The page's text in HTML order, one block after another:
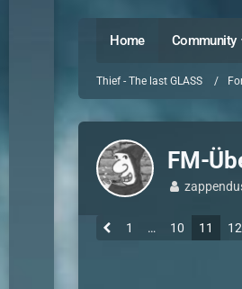
Home Community
Thief - The last GLASS
FM-
1 … 10 11 12